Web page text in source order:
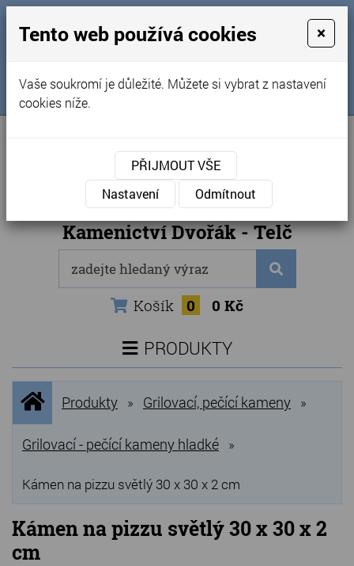
Obchodní podmínky
Kontakty
Naše kamenictví
Sledujte nás na FB
Internetový obchod
Kamenictví Dvořák - Telč
Košík 0 0 Kč
PRODUKTY
NOVINKY
NEJPRODÁVANĚJŠÍ
VÝPRODEJ
Produkty
Grilovací, pečící kameny
Lávové grilovací kameny
Úvodní
stránka
Produkty » Grilovací, pečící kameny »
Grilovací - pečící kameny hladké »
Kámen na pizzu světlý 30 x 30 x 2 cm
Kámen na pizzu světlý 30 x 30 x 2
cm
Tento web používá cookies ×
Vaše soukromí je důležité. Můžete si vybrat z nastavení
cookies níže.
PŘIJMOUT VŠE
Nastavení
Odmítnout